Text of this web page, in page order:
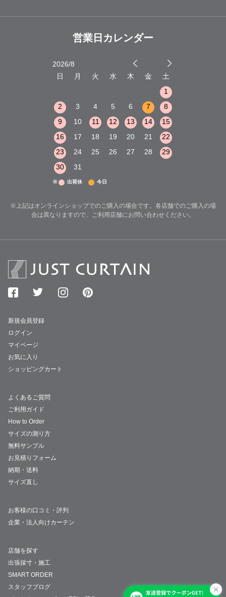
営業日カレンダー
2026/8
日
月 火 水 木 金
土
1
2
3 4 5 6 7
8
9
10 11 12 13 14
15
16
17 18 19 20 21
22
23
24 25 26 27 28
29
30
31
※ 出荷休 今日
※上記はオンラインショップでのご購入の場合です。各店舗でのご購入の場
合は異なりますので、ご利用店舗にお問い合わせください。
新規会員登録
ログイン
マイページ
お気に入り
ショッピングカート
よくあるご質問
ご利用ガイド
How to Order
サイズの測り方
無料サンプル
お見積りフォーム
納期・送料
サイズ直し
お客様の口コミ・評判
企業・法人向けカーテン
店舗を探す
出張採寸・施工
SMART ORDER
スタッフブログ